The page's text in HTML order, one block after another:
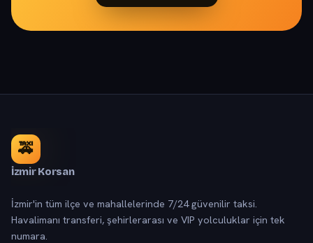
🚕
İzmir Korsan
İzmir'in tüm ilçe ve mahallelerinde 7/24 güvenilir taksi.
Havalimanı transferi, şehirlerarası ve VIP yolculuklar için tek
numara.